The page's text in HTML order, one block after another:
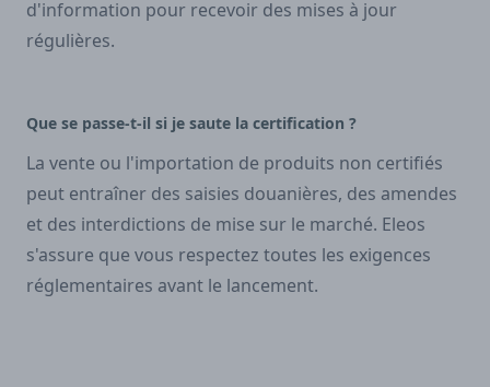
d'information pour recevoir des mises à jour
régulières.
Que se passe-t-il si je saute la certification ?
La vente ou l'importation de produits non certifiés
peut entraîner des saisies douanières, des amendes
et des interdictions de mise sur le marché. Eleos
s'assure que vous respectez toutes les exigences
réglementaires avant le lancement.